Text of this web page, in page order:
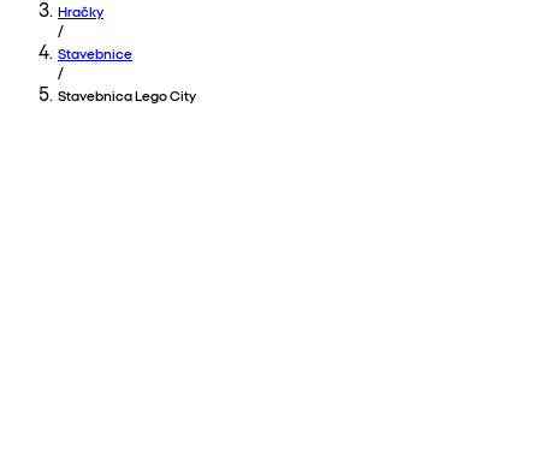
Hračky
/
Stavebnice
/
Stavebnica Lego City